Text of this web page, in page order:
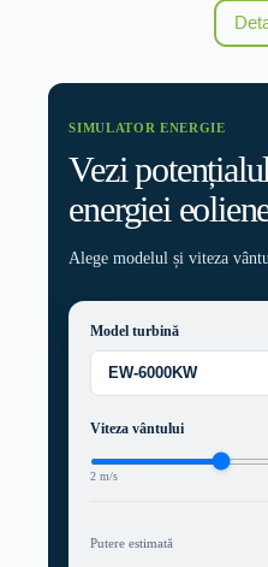
SIMULATOR ENERGIE
Vezi potențialul
energiei
Alege modelul și viteza
Model turbină
Viteza vântului
2 m/s
Putere estimată